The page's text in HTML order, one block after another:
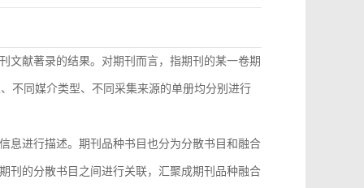
文献著录的结果。对期刊而言，指期刊的某一卷期
不同媒介类型、不同采集来源的单册均分别进行
息进行描述。期刊品种书目也分为分散书目和融合
刊的分散书目之间进行关联，汇聚成期刊品种融合